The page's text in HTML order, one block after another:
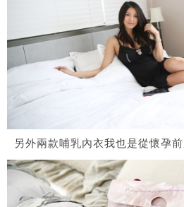
另外兩款哺乳內衣我也是從懷孕